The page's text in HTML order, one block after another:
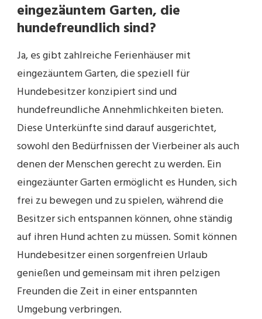
eingezäuntem Garten, die
hundefreundlich sind?
Ja, es gibt zahlreiche Ferienhäuser mit
eingezäuntem Garten, die speziell für
Hundebesitzer konzipiert sind und
hundefreundliche Annehmlichkeiten bieten.
Diese Unterkünfte sind darauf ausgerichtet,
sowohl den Bedürfnissen der Vierbeiner als auch
denen der Menschen gerecht zu werden. Ein
eingezäunter Garten ermöglicht es Hunden, sich
frei zu bewegen und zu spielen, während die
Besitzer sich entspannen können, ohne ständig
auf ihren Hund achten zu müssen. Somit können
Hundebesitzer einen sorgenfreien Urlaub
genießen und gemeinsam mit ihren pelzigen
Freunden die Zeit in einer entspannten
Umgebung verbringen.